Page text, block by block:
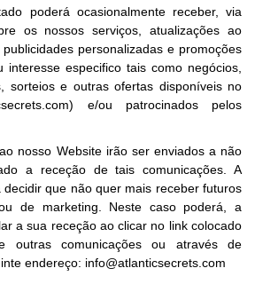
poderá ocasionalmente receber, via
os nossos serviços, atualizações ao
personalizadas e promoções
especifico tais como negócios,
sorteios e outras ofertas disponíveis no
e/ou patrocinados pelos
nosso Website irão ser enviados a não
a receção de tais comunicações. A
que não quer mais receber futuros
de marketing. Neste caso poderá, a
a sua receção ao clicar no link colocado
outras comunicações ou através de
endereço: info@atlanticsecrets.com